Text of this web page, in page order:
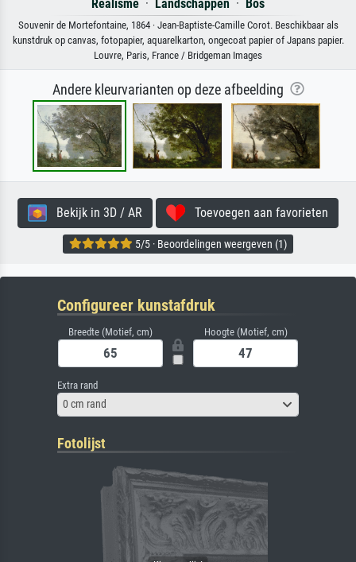
Realisme · Landschappen · Bos
Souvenir de Mortefontaine, 1864 · Jean-Baptiste-Camille Corot. Beschikbaar als
kunstdruk op canvas, fotopapier, aquarelkarton, ongecoat papier of Japans papier.
Louvre, Paris, France / Bridgeman Images
Andere kleurvarianten op deze afbeelding
Bekijk in 3D / AR Toevoegen aan favorieten
5/5 · Beoordelingen weergeven (1)
Configureer kunstafdruk
Breedte (Motief, cm) Hoogte (Motief, cm)
Extra rand
0 cm rand
Fotolijst